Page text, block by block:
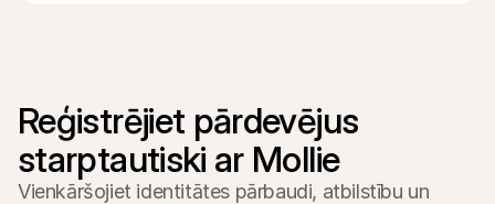
Reģistrējiet pārdevējus
starptautiski ar Mollie
Vienkāršojiet identitātes pārbaudi, atbilstību un